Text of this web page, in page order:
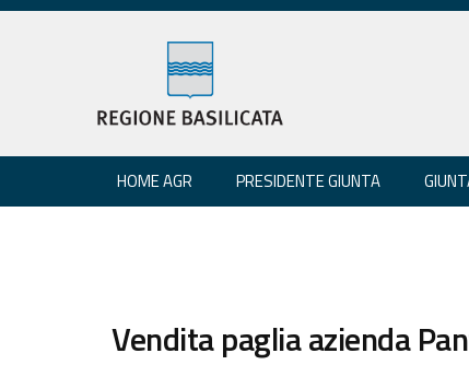
HOME AGR PRESIDENTE GIUNTA
Vendita paglia azienda